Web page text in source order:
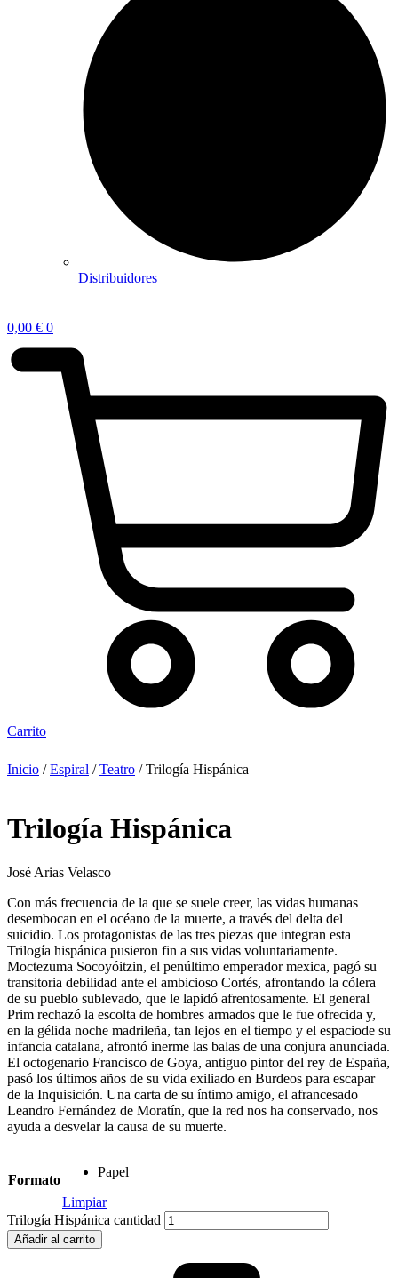
Distribuidores
0,00 € 0
Carrito
Inicio /Espiral /Teatro / Trilogía Hispánica
Trilogía Hispánica
José Arias Velasco
Con más frecuencia de la que se suele creer, las vidas humanas
desembocan en el océano de la muerte, a través del delta del
suicidio. Los protagonistas de las tres piezas que integran esta
Trilogía hispánica pusieron fin a sus vidas voluntariamente.
Moctezuma Socoyóitzin, el penúltimo emperador mexica, pagó su
transitoria debilidad ante el ambicioso Cortés, afrontando la cólera
de su pueblo sublevado, que le lapidó afrentosamente. El general
Prim rechazó la escolta de hombres armados que le fue ofrecida y,
en la gélida noche madrileña, tan lejos en el tiempo y el espaciode su
infancia catalana, afrontó inerme las balas de una conjura anunciada.
El octogenario Francisco de Goya, antiguo pintor del rey de España,
pasó los últimos años de su vida exiliado en Burdeos para escapar
de la Inquisición. Una carta de su íntimo amigo, el afrancesado
Leandro Fernández de Moratín, que la red nos ha conservado, nos
ayuda a desvelar la causa de su muerte.
Formato
Papel
Limpiar
Trilogía Hispánica cantidad
Añadir al carrito